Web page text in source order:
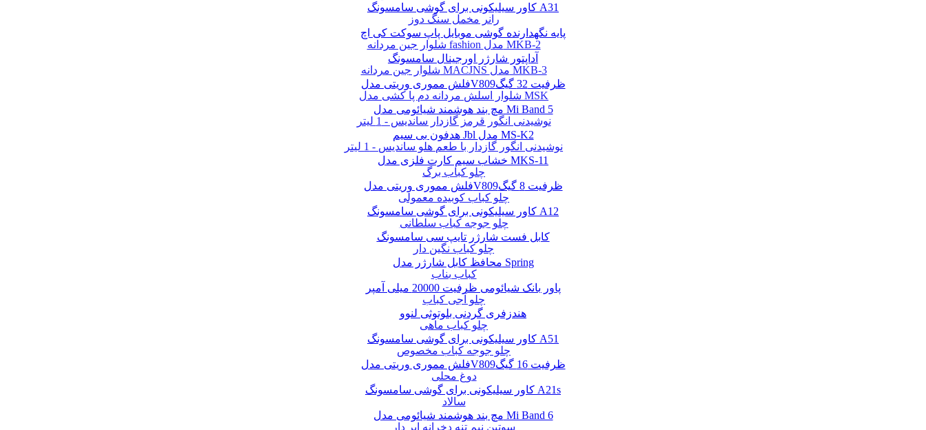
رانر مخمل سنگ دوز
شلوار جین مردانه fashion مدل MKB-2
شلوار جین مردانه MACJNS مدل MKB-3
شلوار اسلش مردانه دم پا کشی مدل MSK
نوشیدنی انگور قرمز گازدار ساندیس - 1 لیتر
نوشیدنی انگور گازدار با طعم هلو ساندیس - 1 لیتر
چلو کباب برگ
چلو کباب کوبیده معمولی
چلو جوجه کباب سلطانی
چلو کباب نگین دار
کباب بناب
چلو آجی کباب
چلو کباب ماهی
چلو جوجه کباب مخصوص
دوغ محلی
سالاد
سوتین نیم تنه دخرانه ابر دار
کاور سیلیکونی برای گوشی سامسونگ A31
پایه نگهدارنده گوشی موبایل پاپ سوکت کی اچ
آداپتور شارژر اورجینال سامسونگ
فلش مموری وریتی مدلV809ظرفیت 32 گیگ
مچ بند هوشمند شیائومی مدل Mi Band 5
هدفون بی سیم Jbl مدل MS-K2
خشاب سیم کارت فلزی مدل MKS-11
فلش مموری وریتی مدلV809ظرفیت 8 گیگ
کاور سیلیکونی برای گوشی سامسونگ A12
کابل فست شارژر تایپ سی سامسونگ
محافظ کابل شارژر مدل Spring
پاور بانک شیائومی ظرفیت 20000 میلی آمپر
هندزفری گردنی بلوتوثی لنوو
کاور سیلیکونی برای گوشی سامسونگ A51
فلش مموری وریتی مدلV809ظرفیت 16 گیگ
کاور سیلیکونی برای گوشی سامسونگ A21s
مچ بند هوشمند شیائومی مدل Mi Band 6